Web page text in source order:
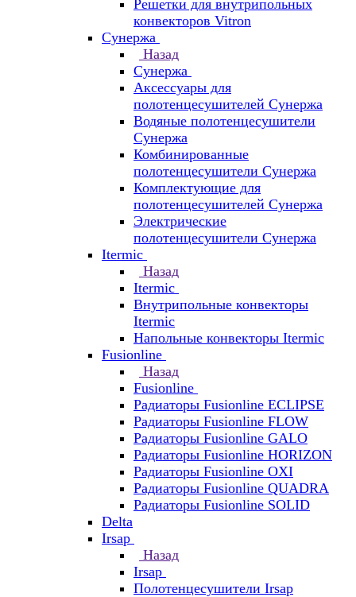
Решетки для внутрипольных
конвекторов Vitron
Сунержа
Назад
Сунержа
Аксессуары для
полотенцесушителей Сунержа
Водяные полотенцесушители
Сунержа
Комбинированные
полотенцесушители Сунержа
Комплектующие для
полотенцесушителей Сунержа
Электрические
полотенцесушители Сунержа
Itermic
Назад
Itermic
Внутрипольные конвекторы
Itermic
Напольные конвекторы Itermic
Fusionline
Назад
Fusionline
Радиаторы Fusionline ECLIPSE
Радиаторы Fusionline FLOW
Радиаторы Fusionline GALO
Радиаторы Fusionline HORIZON
Радиаторы Fusionline OXI
Радиаторы Fusionline QUADRA
Радиаторы Fusionline SOLID
Delta
Irsap
Назад
Irsap
Полотенцесушители Irsap